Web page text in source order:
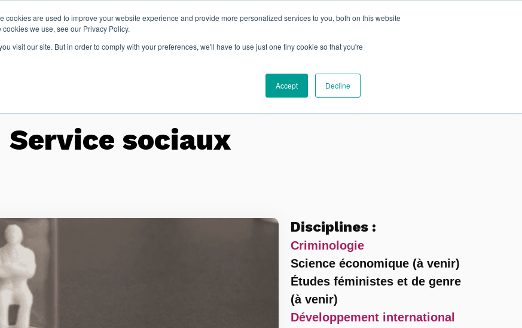
cookies are used to improve your website experience and provide more personalized services to you, both on this website
we use, see our Privacy Policy.
visit our site. But in order to comply with your preferences, we'll have to use just one tiny cookie so that you're
Accept Decline
Recherche À propos
Service sociaux
Disciplines :
Criminologie
Science économique (à venir)
Études féministes et de genre
(à venir)
Développement international